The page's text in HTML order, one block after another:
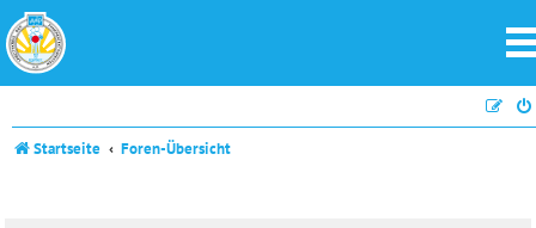
Startseite Foren-Übersicht